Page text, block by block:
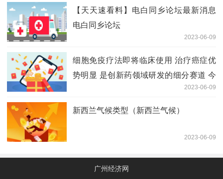
【天天速看料】电白同乡论坛最新消息
电白同乡论坛
2023-06-09
细胞免疫疗法即将临床使用 治疗癌症优
势明显 是创新药领域研发的细分赛道 今
2023-06-09
新西兰气候类型（新西兰气候）
2023-06-09
广州经济网